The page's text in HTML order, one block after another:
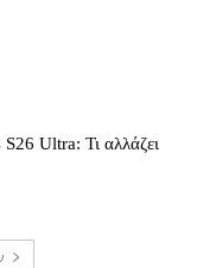
Ultra: Τι αλλάζει